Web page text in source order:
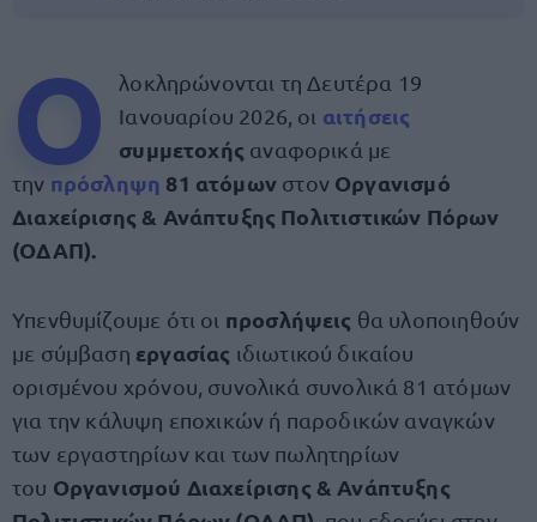
Ο
λοκληρώνονται τη Δευτέρα 19
Ιανουαρίου 2026, οι αιτήσεις
συμμετοχής αναφορικά με
την πρόσληψη 81 ατόμων στον Οργανισμό
Διαχείρισης & Ανάπτυξης Πολιτιστικών Πόρων
(ΟΔΑΠ).
Υπενθυμίζουμε ότι οι προσλήψεις θα υλοποιηθούν
με σύμβαση εργασίας ιδιωτικού δικαίου
ορισμένου χρόνου, συνολικά συνολικά 81 ατόμων
για την κάλυψη εποχικών ή παροδικών αναγκών
των εργαστηρίων και των πωλητηρίων
του Οργανισμού Διαχείρισης & Ανάπτυξης